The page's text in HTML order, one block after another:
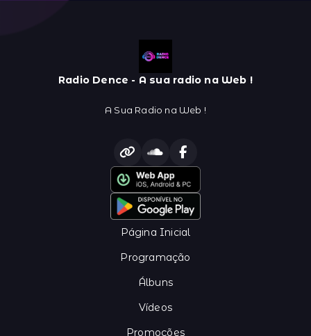
Radio Dence - A sua radio na Web !
A Sua Radio na Web !
Página Inicial
Programação
Álbuns
Vídeos
Promoções